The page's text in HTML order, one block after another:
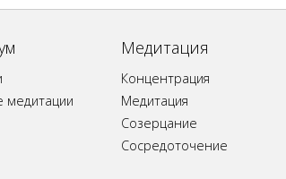
медитации
Медитация
Концентрация
Медитация
Созерцание
Сосредоточение